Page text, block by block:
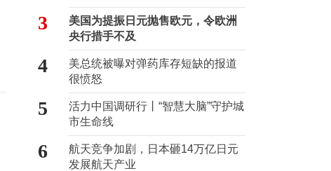
3
美国为提振日元抛售欧元，令欧洲
央行措手不及
4
美总统被曝对弹药库存短缺的报道
很愤怒
5
活力中国调研行丨“智慧大脑”守护城
市生命线
6
航天竞争加剧，日本砸14万亿日元
发展航天产业